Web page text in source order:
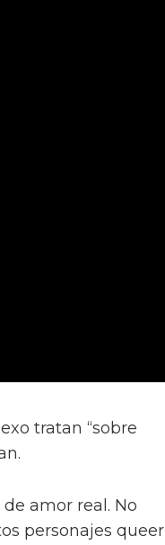
tratan “sobre
amor real. No
personajes queer